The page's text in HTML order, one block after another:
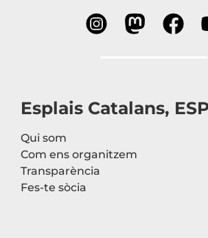
Esplais Catalans,
Qui som
Com ens organitzem
Transparència
Fes-te sòcia